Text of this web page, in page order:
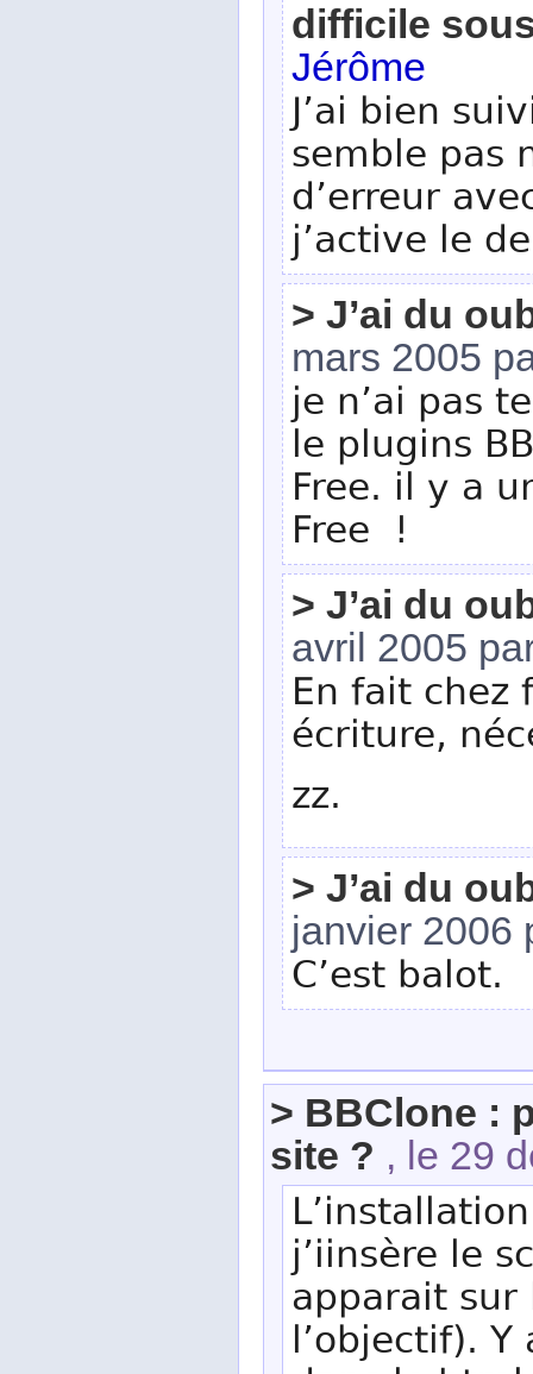
difficile
Jérôme
J’ai bien
semble pas
d’erreur
j’active le
> J’ai du
mars 2005
je n’ai pas
le plugins
Free. il y a
Free !
> J’ai du
avril 2005
En fait chez
écriture,
zz.
> J’ai du
janvier 2006
C’est balot.
> BBClone :
site ? , le 29
j’iinsère le
apparait sur
l’objectif).